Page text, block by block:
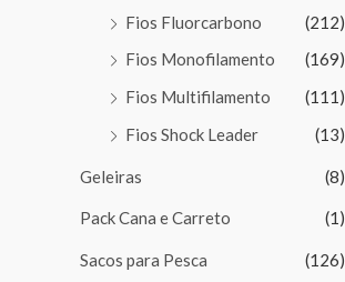
Fios Fluorcarbono
(212)
Fios Monofilamento
(169)
Fios Multifilamento
(111)
Fios Shock Leader
(13)
Geleiras (8)
Pack Cana e Carreto (1)
Sacos para Pesca
(126)